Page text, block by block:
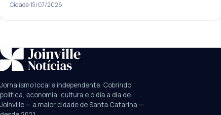
Cidade15/07/2026
SUGESTÕES: JEC
Câmara
UPA Sul
Jornalismo local e independente. Cobrindo
política, economia, cultura e o dia a dia de
Joinville — a maior cidade de Santa Catarina —